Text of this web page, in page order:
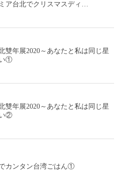
ア台北でクリスマスディ…
雙年展2020～あなたと私は同じ星
①
雙年展2020～あなたと私は同じ星
②
カンタン台湾ごはん①